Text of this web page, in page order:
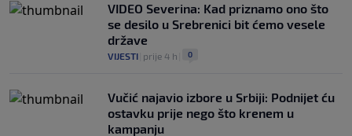
VIDEO Severina: Kad priznamo ono što
se desilo u Srebrenici bit ćemo vesele
države
VIJESTI prije 4 h 0
Vučić najavio izbore u Srbiji: Podnijet ću
ostavku prije nego što krenem u
kampanju